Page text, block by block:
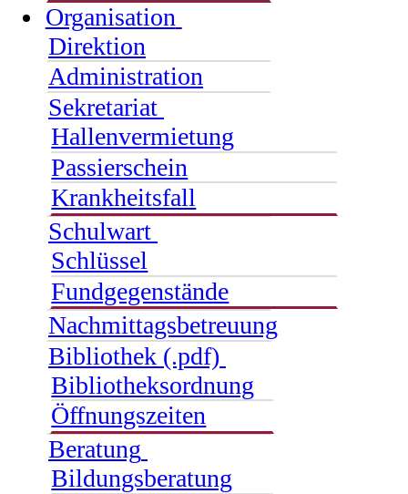
Organisation
Direktion
Administration
Sekretariat
Hallenvermietung
Passierschein
Krankheitsfall
Schulwart
Schlüssel
Fundgegenstände
Nachmittagsbetreuung
Bibliothek (.pdf)
Bibliotheksordnung
Öffnungszeiten
Beratung
Bildungsberatung